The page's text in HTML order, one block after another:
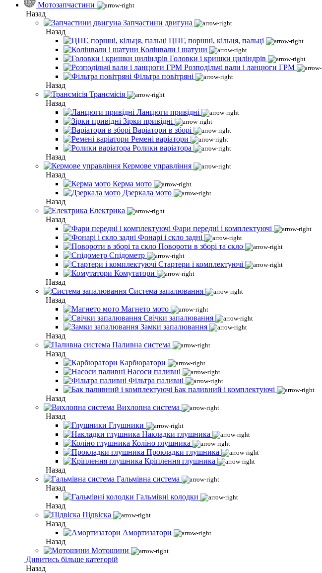
Мотозапчастини
Назад
Запчастини двигуна
Назад
ЦПГ, поршні, кільця, пальці
Колінвали і шатуни
Головки і кришки циліндрів
Розподільчі вали і ланцюги ГРМ
Фільтра повітряні
Назад
Трансмісія
Назад
Ланцюги привідні
Зірки привідні
Варіатори в зборі
Ремені варіатори
Ролики варіатора
Назад
Кермове управління
Назад
Керма мото
Дзеркала мото
Назад
Електрика
Назад
Фари передні і комплектуючі
Фонарі і скло задні
Повороти в зборі та скло
Спідометр
Стартери і комплектуючі
Комутатори
Назад
Система запалювання
Назад
Магнето мото
Свічки запалювання
Замки запалювання
Назад
Паливна система
Назад
Карбюратори
Насоси паливні
Фільтра паливні
Бак паливний і комплектуючі
Назад
Вихлопна система
Назад
Глушники
Накладки глушника
Коліно глушника
Прокладки глушника
Кріплення глушника
Назад
Гальмівна система
Назад
Гальмівні колодки
Назад
Підвіска
Назад
Амортизатори
Назад
Мотошини
Дивитись більше категорій
Назад